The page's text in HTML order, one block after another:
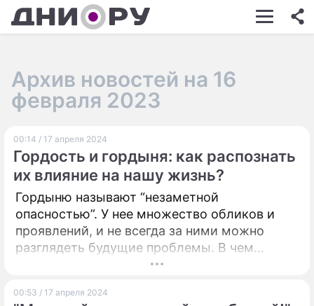
ШОУ-БИЗНЕС
КИНО
ЭКОНОМИКА
ПРОИСШЕСТВИЯ
СОННИК
СТИЛЬ ЖИЗНИ
Архив новостей на 16
февраля 2023
00:14 / 17 апреля 2024
Гордость и гордыня: как распознать
их влияние на нашу жизнь?
Гордыню называют “незаметной
опасностью”. У нее множество обликов и
проявлений, и не всегда за ними можно
разглядеть будущие проблемы. В чем
отличие гордыни от гордости, и как она
экспертом – психологом, философом и
00:53 / 17 апреля 2024